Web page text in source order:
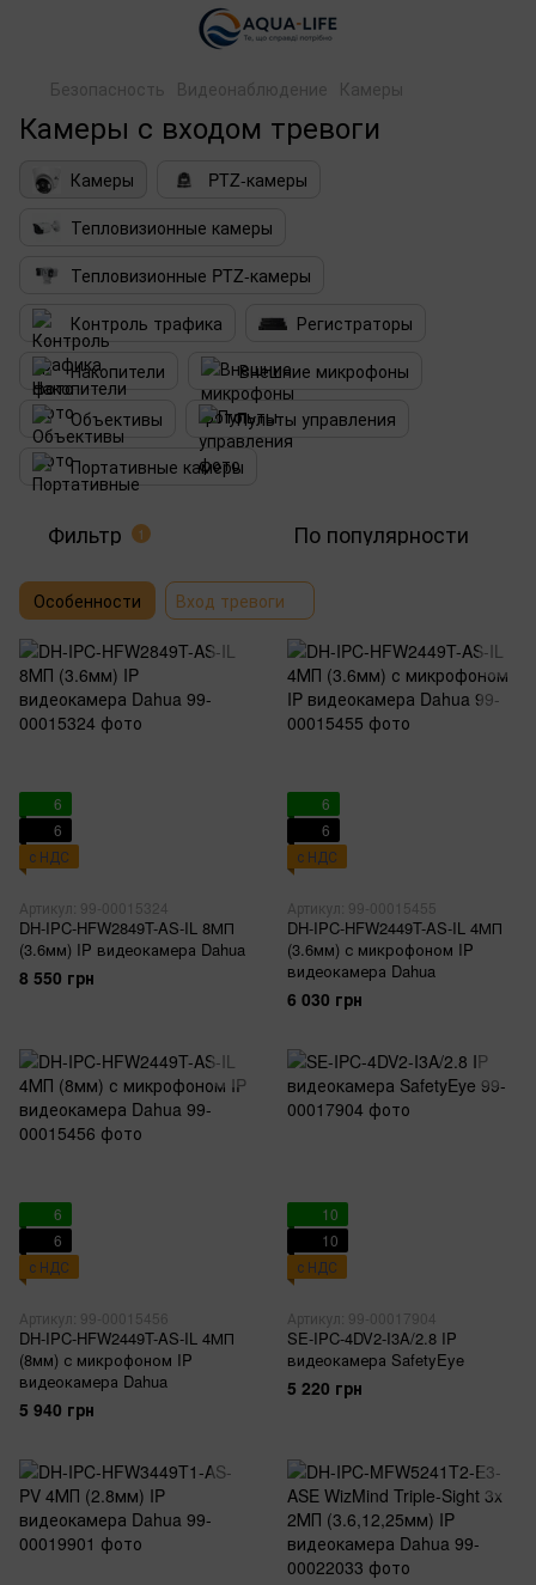
Безопасность Видеонаблюдение Камеры
Камеры с входом тревоги
Камеры
PTZ-камеры
Тепловизионные камеры
Тепловизионные PTZ-камеры
Контроль трафика
Регистраторы
Накопители
Внешние микрофоны
Объективы
Пульты управления
Портативные камеры
Фильтр 1 По популярности
Особенности Вход тревоги
6
6
с НДС
Артикул: 99-00015324
DH-IPC-HFW2849T-AS-IL 8МП
(3.6мм) IP видеокамера Dahua
8 550 грн
6
6
с НДС
Артикул: 99-00015455
DH-IPC-HFW2449T-AS-IL 4МП
(3.6мм) с микрофоном IP
видеокамера Dahua
6 030 грн
6
6
с НДС
Артикул: 99-00015456
DH-IPC-HFW2449T-AS-IL 4МП
(8мм) с микрофоном IP
видеокамера Dahua
5 940 грн
10
10
с НДС
Артикул: 99-00017904
SE-IPC-4DV2-I3A/2.8 IP
видеокамера SafetyEye
5 220 грн